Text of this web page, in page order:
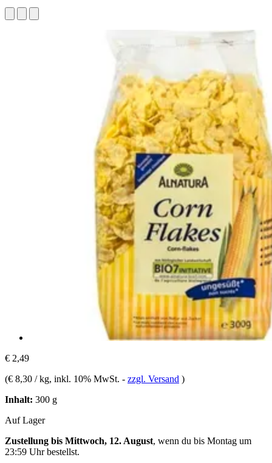
€ 2,49
(€ 8,30 / kg, inkl. 10% MwSt. - zzgl. Versand )
Inhalt: 300 g
Auf Lager
Zustellung bis Mittwoch, 12. August, wenn du bis Montag um
23:59 Uhrbestellst.